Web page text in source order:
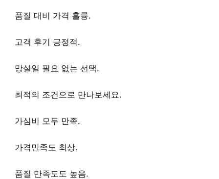
품질 대비 가격 훌륭.
고객 후기 긍정적.
망설일 필요 없는 선택.
최적의 조건 으로 만나보세요.
가심비 모두 만족.
가격만족도 최상.
품질 만족도 도 높음.